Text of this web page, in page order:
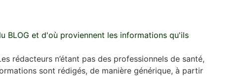
BLOG et d'où proviennent les informations qu'ils
rédacteurs n’étant pas des professionnels de santé,
sont rédigés, de manière générique, à partir